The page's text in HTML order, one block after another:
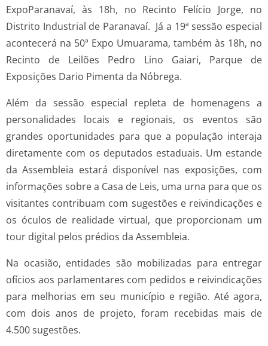
ExpoParanavaí, às 18h, no Recinto Felício Jorge, no
Distrito Industrial de Paranavaí. Já a 19ª sessão especial
acontecerá na 50ª Expo Umuarama, também às 18h, no
Recinto de Leilões Pedro Lino Gaiari, Parque de
Exposições Dario Pimenta da Nóbrega.
Além da sessão especial repleta de homenagens a
personalidades locais e regionais, os eventos são
grandes oportunidades para que a população interaja
diretamente com os deputados estaduais. Um estande
da Assembleia estará disponível nas exposições, com
informações sobre a Casa de Leis, uma urna para que os
visitantes contribuam com sugestões e reivindicações e
os óculos de realidade virtual, que proporcionam um
tour digital pelos prédios da Assembleia.
Na ocasião, entidades são mobilizadas para entregar
ofícios aos parlamentares com pedidos e reivindicações
para melhorias em seu município e região. Até agora,
com dois anos de projeto, foram recebidas mais de
4.500 sugestões.